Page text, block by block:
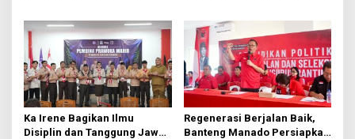
Ka Irene Bagikan Ilmu
Disiplin dan Tanggung Jawab
Regenerasi Berjalan Baik,
Banteng Manado Persiapkan